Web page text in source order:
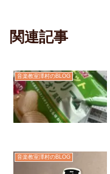
関連記事
音楽教室澤村のBLOG
音楽教室澤村のBLOG